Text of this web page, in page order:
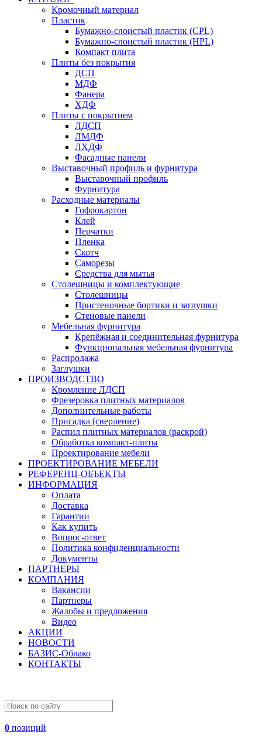
Кромочный материал
Пластик
Бумажно-слоистый пластик (CPL)
Бумажно-слоистый пластик (HPL)
Компакт плита
Плиты без покрытия
ДСП
МДФ
Фанера
ХДФ
Плиты с покрытием
ЛДСП
ЛМДФ
ЛХДФ
Фасадные панели
Выставочный профиль и фурнитура
Выставочный профиль
Фурнитура
Расходные материалы
Гофрокартон
Клей
Перчатки
Пленка
Скотч
Саморезы
Средства для мытья
Столешницы и комплектующие
Столешницы
Пристеночные бортики и заглушки
Стеновые панели
Мебельная фурнитура
Крепёжная и соединительная фурнитура
Функциональная мебельная фурнитура
Распродажа
Заглушки
ПРОИЗВОДСТВО
Кромление ЛДСП
Фрезеровка плитных материалов
Дополнительные работы
Присадка (сверление)
Распил плитных материалов (раскрой)
Обработка компакт-плиты
Проектирование мебели
ПРОЕКТИРОВАНИЕ МЕБЕЛИ
РЕФЕРЕНЦ-ОБЪЕKТЫ
ИНФОРМАЦИЯ
Оплата
Доставка
Гарантии
Как купить
Вопрос-ответ
Политика конфиденциальности
Документы
ПАРТНЕРЫ
КОМПАНИЯ
Вакансии
Партнеры
Жалобы и предложения
Видео
АКЦИИ
НОВОСТИ
БАЗИС-Облако
КОНТАКТЫ
0 позиций